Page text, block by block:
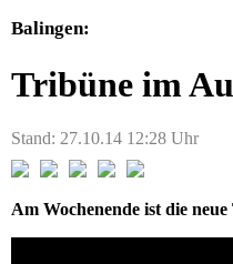
Balingen:
Tribüne im
Stand: 27.10.14 12:28 Uhr
Am Wochenende ist die